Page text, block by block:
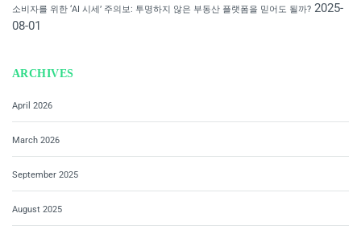
소비자를 위한 ‘AI 시세’ 주의보: 투명하지 않은 부동산 플랫폼을 믿어도 될까? 2025-
08-01
ARCHIVES
April 2026
March 2026
September 2025
August 2025